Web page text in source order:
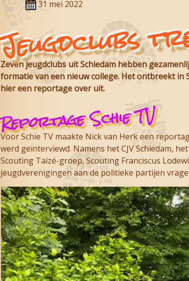
31 mei 2022
Jeugdclubs
Zeven jeugdclubs uit Schiedam hebben
formatie van een nieuw college. Het ontbreekt in
hier een reportage over uit.
Reportage Schie TV
Voor Schie TV maakte Nick van Herk een
werd geïnterviewd. Namens het CJV Schiedam,
Scouting Taizé-groep, Scouting Franciscus
jeugdverenigingen aan de politieke partijen